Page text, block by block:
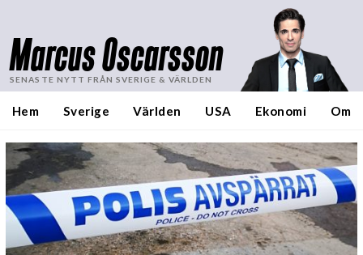
Marcus Oscarsson
SENASTE NYTT FRÅN SVERIGE & VÄRLDEN
Hem Sverige Världen USA Ekonomi Om